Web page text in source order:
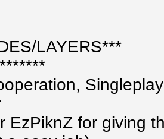
LAYERS***
EzPiknZ for giving